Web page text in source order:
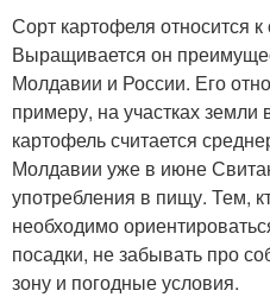
Сорт картофеля относится
Выращивается он
Молдавии и России. Его
примеру, на участках
картофель считается
Молдавии уже в июне
употребления в пищу. Тем,
необходимо
посадки, не забывать про
зону и погодные условия.